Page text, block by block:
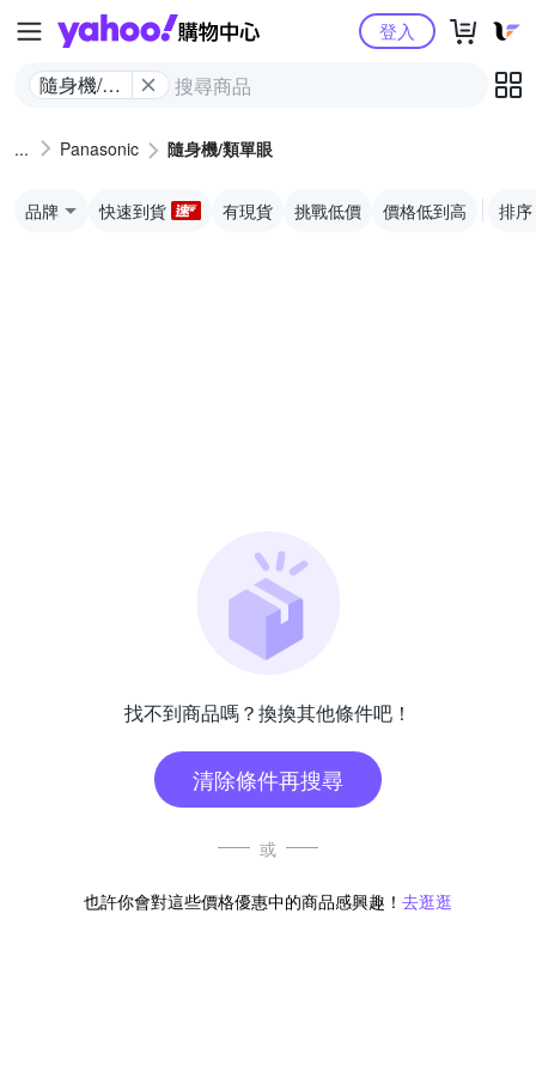
Yahoo購物中心
隨身機/類
登入
Panasonic 隨身機/類單眼
品牌 快速到貨 有現貨 挑戰低價 價格低到高 排序
找不到商品嗎？換換其他條件吧！
清除條件再搜尋
或
也許你會對這些價格優惠中的商品感興趣！ 去逛逛